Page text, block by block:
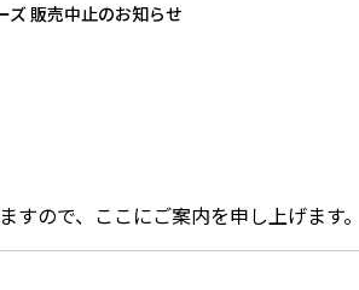
ズ 販売中止のお知らせ
ので、ここにご案内を申し上げます。